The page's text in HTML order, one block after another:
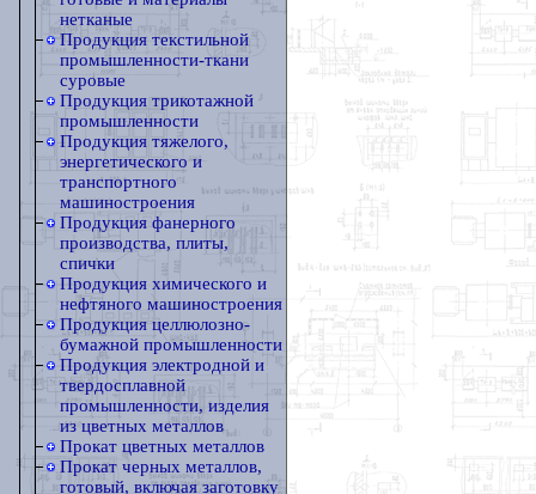
нетканые
Продукция текстильной
промышленности-ткани
суровые
Продукция трикотажной
промышленности
Продукция тяжелого,
энергетического и
транспортного
машиностроения
Продукция фанерного
производства, плиты,
спички
Продукция химического и
нефтяного машиностроения
Продукция целлюлозно-
бумажной промышленности
Продукция электродной и
твердосплавной
промышленности, изделия
из цветных металлов
Прокат цветных металлов
Прокат черных металлов,
готовый, включая заготовку